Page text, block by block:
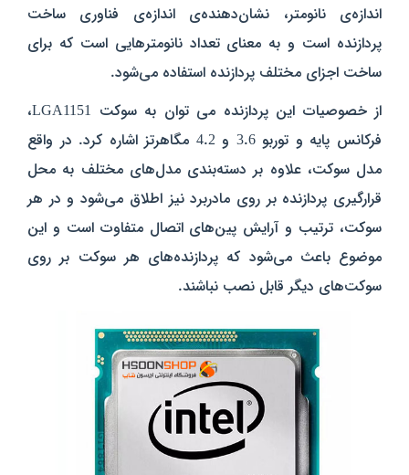
اندازه‌ی نانومتر، نشان‌دهنده‌ی اندازه‌ی فناوری ساخت
پردازنده است و به معنای تعداد نانومترهایی است که برای
ساخت اجزای مختلف پردازنده استفاده می‌شود.
از خصوصیات این پردازنده می توان به سوکت LGA1151،
فرکانس پایه و توربو 3.6 و 4.2 مگاهرتز اشاره کرد. در واقع
مدل سوکت، علاوه بر دسته‌بندی مدل‌های مختلف به محل
قرارگیری پردازنده بر روی مادربرد نیز اطلاق می‌شود و در هر
سوکت، ترتیب و آرایش پین‌های اتصال متفاوت است و این
موضوع باعث می‌شود که پردازنده‌های هر سوکت بر روی
سوکت‌های دیگر قابل نصب نباشند.